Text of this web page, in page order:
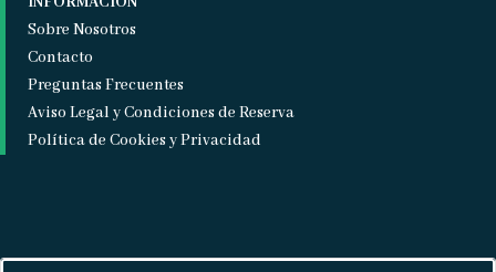
Sobre Nosotros
Contacto
Preguntas Frecuentes
Aviso Legal y Condiciones de Reserva
Política de Cookies y Privacidad